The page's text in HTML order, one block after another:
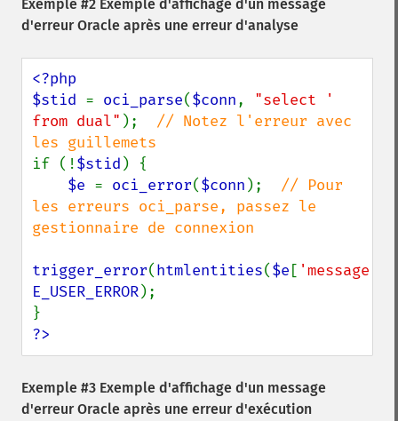
Exemple #2 Exemple d'affichage d'un message
d'erreur Oracle après une erreur d'analyse
<?php
$stid = oci_parse($conn, "select '
from dual" ); // Notez l'erreur avec
if (!$stid ) {
$e = oci_error($conn ); // Pour
les erreurs oci_parse, passez le
gestionnaire de connexion
trigger_error(htmlentities($e [ 'message'
E_USER_ERROR);
?>
Exemple #3 Exemple d'affichage d'un message
d'erreur Oracle après une erreur d'exécution